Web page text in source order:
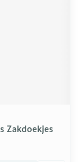
Zakdoekjes